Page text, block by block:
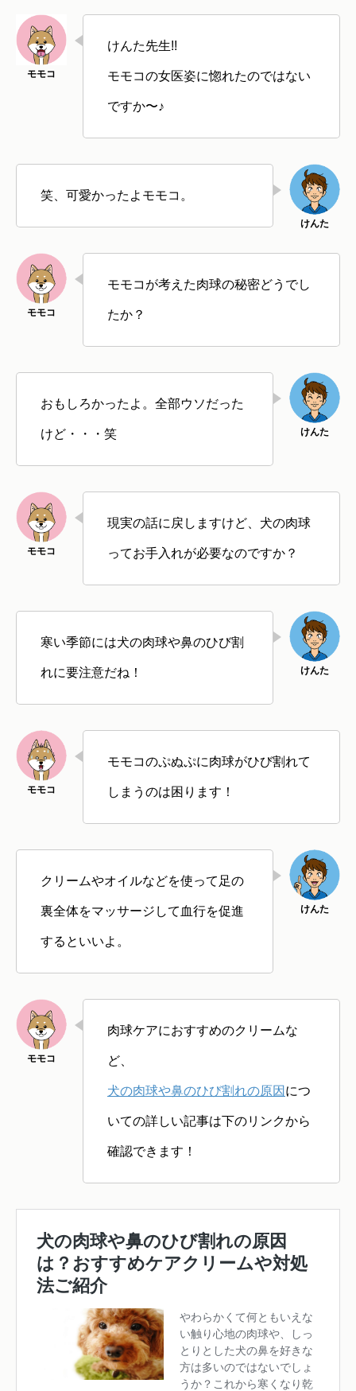
けんた先生!!
モモコの女医姿に惚れたのではない
ですか〜♪
笑、可愛かったよモモコ。
モモコが考えた肉球の秘密どうでし
たか？
おもしろかったよ。全部ウソだった
けど・・・笑
現実の話に戻しますけど、犬の肉球
ってお手入れが必要なのですか？
寒い季節には犬の肉球や鼻のひび割
れに要注意だね！
モモコのぷぬぷに肉球がひび割れて
しまうのは困ります！
クリームやオイルなどを使って足の
裏全体をマッサージして血行を促進
するといいよ。
肉球ケアにおすすめのクリームな
ど、
犬の肉球や鼻のひび割れの原因 につ
いての詳しい記事は下のリンクから
確認できます！